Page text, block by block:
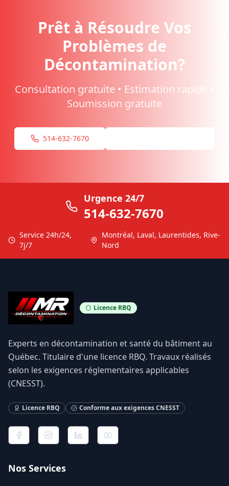
Prêt à Résoudre Vos
Problèmes de
Décontamination?
Consultation gratuite • Estimation rapide •
Soumission gratuite
514-632-7670
Urgence 24/7
514-632-7670
Service 24h/24,
7j/7
Montréal, Laval, Laurentides, Rive-
Nord
Licence RBQ
Experts en décontamination et santé du bâtiment au
Québec. Titulaire d'une licence RBQ. Travaux réalisés
selon les exigences réglementaires applicables
(CNESST).
Licence RBQ Conforme aux exigences CNESST
Nos Services